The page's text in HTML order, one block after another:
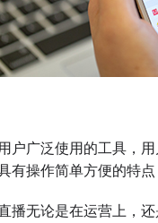
广泛使用的工具，用
有操作简单方便的特
无论是在运营上，还